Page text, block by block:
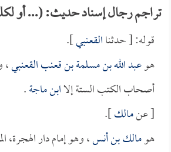
تراجم رجال إسناد حديث: (... أو
قوله: [ حدثناالقعنبي].
هوعبد الله بن مسلمة بن قعنب القعنبي
أصحاب الكتب الستة إلاابن ماجة.
[ عنمالك].
هومالك بن أنس، وهو إمام دار